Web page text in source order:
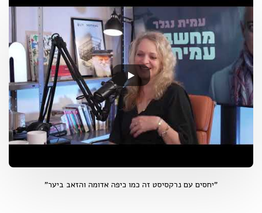
"יחסים עם נרקסיסט זה כמו כיפה אדומה והזאב ביער"